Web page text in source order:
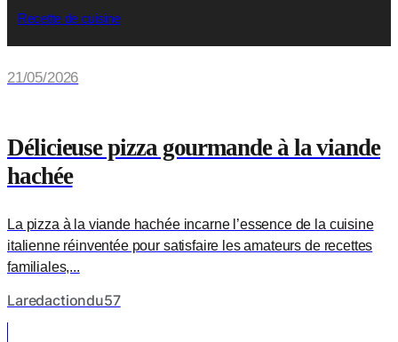
Recette de cuisine
21/05/2026
Délicieuse pizza gourmande à la viande
hachée
La pizza à la viande hachée incarne l’essence de la cuisine
italienne réinventée pour satisfaire les amateurs de recettes
familiales,...
Laredactiondu57